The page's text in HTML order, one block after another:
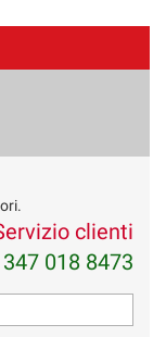
clienti
018 8473